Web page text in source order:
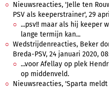
Nieuwsreacties, 'Jelle ten
PSV als keeperstrainer', 29
...psv!! maar als hij keeper
lange termijn kan...
Wedstrijdenreacties, Beker
Breda-PSV, 24 januari 2020,
...voor Afellay op plek
op middenveld.
Nieuwsreacties, 'Sparta meldt